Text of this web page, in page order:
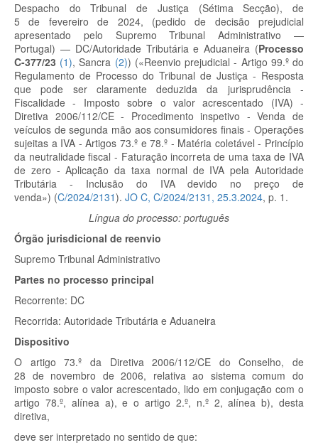
Despacho do Tribunal de Justiça (Sétima Secção), de
5 de fevereiro de 2024, (pedido de decisão prejudicial
apresentado pelo Supremo Tribunal Administrativo —
Portugal) — DC/Autoridade Tributária e Aduaneira (Processo
C-377/23 (1), Sancra (2)) («Reenvio prejudicial - Artigo 99.º do
Regulamento de Processo do Tribunal de Justiça - Resposta
que pode ser claramente deduzida da jurisprudência -
Fiscalidade - Imposto sobre o valor acrescentado (IVA) -
Diretiva 2006/112/CE - Procedimento inspetivo - Venda de
veículos de segunda mão aos consumidores finais - Operações
sujeitas a IVA - Artigos 73.º e 78.º - Matéria coletável - Princípio
da neutralidade fiscal - Faturação incorreta de uma taxa de IVA
de zero - Aplicação da taxa normal de IVA pela Autoridade
Tributária - Inclusão do IVA devido no preço de
venda») (C/2024/2131). JO C, C/2024/2131, 25.3.2024, p. 1.
Língua do processo: português
Órgão jurisdicional de reenvio
Supremo Tribunal Administrativo
Partes no processo principal
Recorrente: DC
Recorrida: Autoridade Tributária e Aduaneira
Dispositivo
O artigo 73.º da Diretiva 2006/112/CE do Conselho, de
28 de novembro de 2006, relativa ao sistema comum do
imposto sobre o valor acrescentado, lido em conjugação com o
artigo 78.º, alínea a), e o artigo 2.º, n.º 2, alínea b), desta
diretiva,
deve ser interpretado no sentido de que: